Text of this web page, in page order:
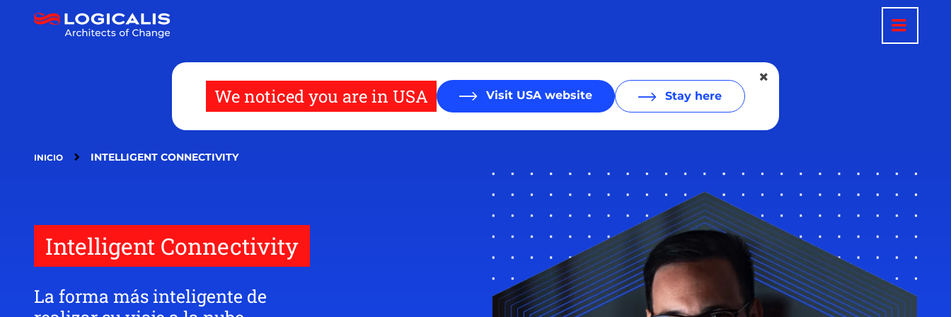
contenido
We noticed you are in USA Visit USA website Stay here
INICIO INTELLIGENT CONNECTIVITY
Intelligent Connectivity
La forma más inteligente de